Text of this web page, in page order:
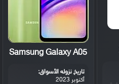
Samsung Galaxy A05
تاريخ نزوله الأسواق:
أكتوبر 2023